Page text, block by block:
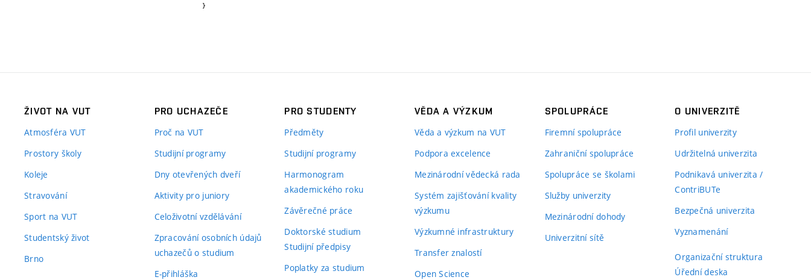
}
ŽIVOT NA VUT
Atmosféra VUT
Prostory školy
Koleje
Stravování
Sport na VUT
Studentský život
Brno
PRO UCHAZEČE
Proč na VUT
Studijní programy
Dny otevřených dveří
Aktivity pro juniory
Celoživotní vzdělávání
Zpracování osobních údajů
uchazečů o studium
E-přihláška
PRO STUDENTY
Předměty
Studijní programy
Harmonogram
akademického roku
Závěrečné práce
Doktorské studium
Studijní předpisy
Poplatky za studium
VĚDA A VÝZKUM
Věda a výzkum na VUT
Podpora excelence
Mezinárodní vědecká rada
Systém zajišťování kvality
výzkumu
Výzkumné infrastruktury
Transfer znalostí
Open Science
SPOLUPRÁCE
Firemní spolupráce
Zahraniční spolupráce
Spolupráce se školami
Služby univerzity
Mezinárodní dohody
Univerzitní sítě
O UNIVERZITĚ
Profil univerzity
Udržitelná univerzita
Podnikavá univerzita /
ContriBUTe
Bezpečná univerzita
Vyznamenání
Organizační struktura
Úřední deska